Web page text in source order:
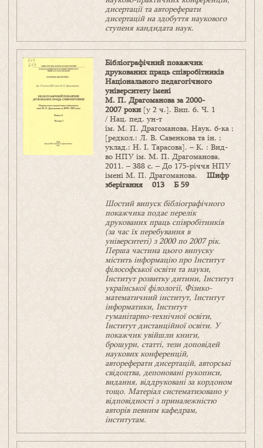
дисертації та автореферати
дисертацій на здобуття наукового
ступеня кандидата наук.
Бібліографічний покажчик
друкованих праць співробітників
Національного педагогічного
університету імені
М. П. Драгоманова за 2000-
2007 роки[у 2 ч.]. Вип. 6. Ч. 1
/ Нац. пед. ун-т
ім. М. П. Драгоманова, Наук. б‑ка ;
[редкол.: Л. В. Савенкова та ін. ;
уклад.: Н. І. Тарасова]. – К. : Вид-
во НПУ ім. М. П. Драгоманова,
2011. – 388 с. – До 175‑річчя НПУ
імені М. П. Драгоманова. Шифр
зберігання 013 Б 59
Шостий випуск бібліографічного
покажчика подає перелік
друкованих праць співробітників
(за час їх перебування в
університеті) з 2000 по 2007 рік.
Перша частина цього випуску
містить інформацію про Інститут
філософської освіти та науки,
Інститут розвитку дитини, Інститут
української філології, Фізико-
математичний інститут, Інститут
інформатики, Інститут
гуманітарно-технічної освіти,
Інститут дистанційної освіти. У
покажчик увійшли книги,
брошури, статті, тези доповідей
наукових конференцій,
автореферати дисертацій, авторські
свідоцтва, депоновані рукописи,
видання, віддруковані за кордоном
тощо. Матеріал систематизовано у
відповідності з приналежністю
авторів певним кафедрам,
інститутам.